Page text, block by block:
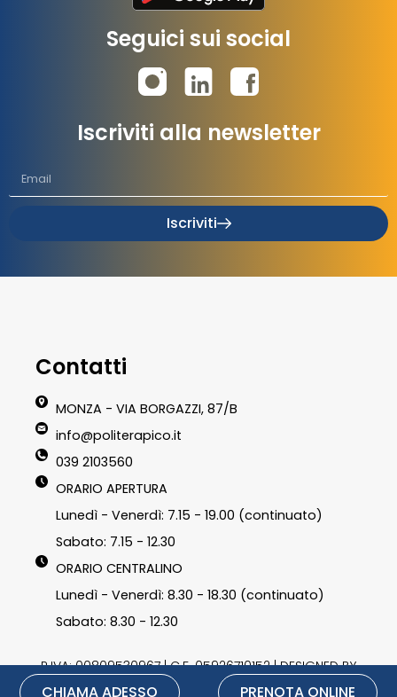
Seguici sui social
Iscriviti alla newsletter
Iscriviti
Contatti
MONZA - VIA BORGAZZI, 87/B
info@politerapico.it
039 2103560
ORARIO APERTURA
Lunedì - Venerdì: 7.15 - 19.00 (continuato)
Sabato: 7.15 - 12.30
ORARIO CENTRALINO
Lunedì - Venerdì: 8.30 - 18.30 (continuato)
Sabato: 8.30 - 12.30
P.IVA: 00809530967 | C.F. 05926710152 | DESIGNED BY
LU3G.IT|Privacy Policy| Cookie Policy
CHIAMA ADESSO PRENOTA ONLINE